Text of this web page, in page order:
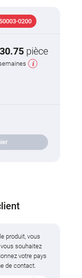
0200
pièce
produit, vous
souhaitez
votre pays
de contact.